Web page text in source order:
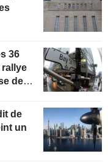
36
rallye
de
de
un